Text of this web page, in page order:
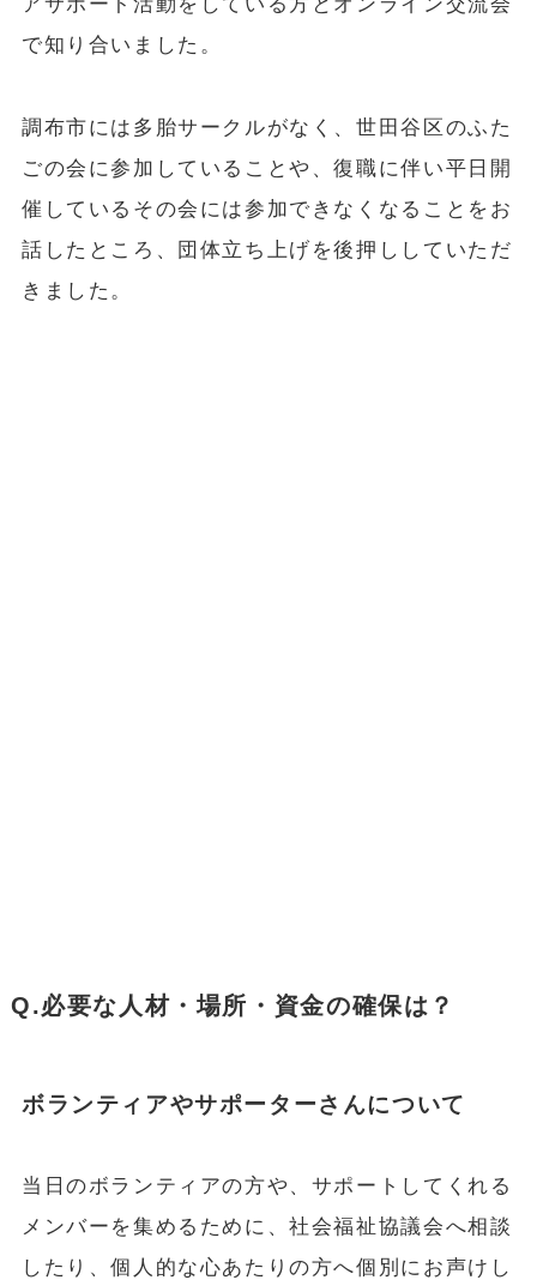
で知り合いました。
調布市には多胎サークルがなく、世田谷区のふた
ごの会に参加していることや、復職に伴い平日開
催しているその会には参加できなくなることをお
話したところ、団体立ち上げを後押ししていただ
きました。
Q.必要な人材・場所・資金の確保は？
ボランティアやサポーターさんについて
当日のボランティアの方や、サポートしてくれる
メンバーを集めるために、社会福祉協議会へ相談
したり、個人的な心あたりの方へ個別にお声けし